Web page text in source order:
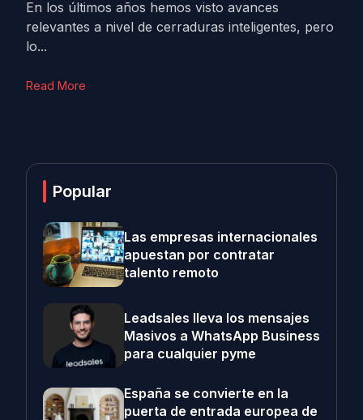
En los últimos años hemos visto avances
relevantes a nivel de cerraduras inteligentes, pero
lo...
Read More
Popular
Las empresas internacionales
apuestan por contratar
talento remoto
Leadsales lleva los mensajes
Masivos a WhatsApp Business
para cualquier pyme
España se convierte en la
puerta de entrada europea de